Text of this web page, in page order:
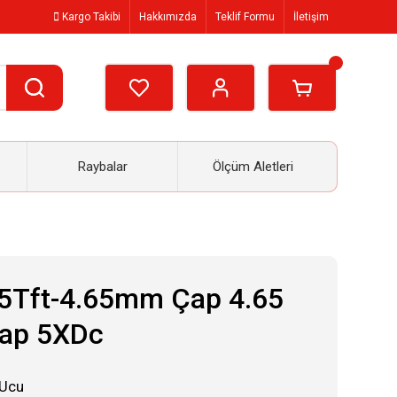
Kargo Takibi Hakkımızda Teklif Formu İletişim
Raybalar Ölçüm Aletleri
4.65mm Çap 4.65
5XDc